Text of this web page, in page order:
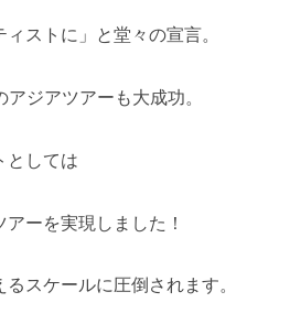
ストに」と堂々の宣言。
ジアツアーも大成功。
としては
ーを実現しました！
スケールに圧倒されます。